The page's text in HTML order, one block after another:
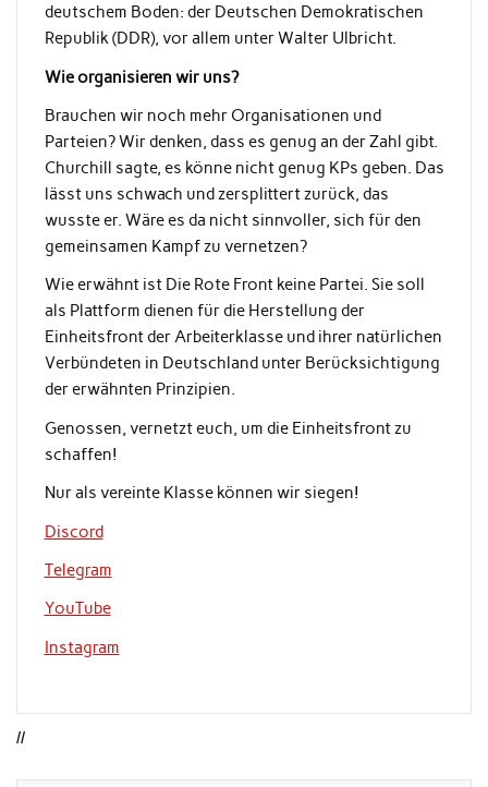
deutschem Boden: der Deutschen Demokratischen
Republik (DDR), vor allem unter Walter Ulbricht.
Wie organisieren wir uns?
Brauchen wir noch mehr Organisationen und
Parteien? Wir denken, dass es genug an der Zahl gibt.
Churchill sagte, es könne nicht genug KPs geben. Das
lässt uns schwach und zersplittert zurück, das
wusste er. Wäre es da nicht sinnvoller, sich für den
gemeinsamen Kampf zu vernetzen?
Wie erwähnt ist Die Rote Front keine Partei. Sie soll
als Plattform dienen für die Herstellung der
Einheitsfront der Arbeiterklasse und ihrer natürlichen
Verbündeten in Deutschland unter Berücksichtigung
der erwähnten Prinzipien.
Genossen, vernetzt euch, um die Einheitsfront zu
schaffen!
Nur als vereinte Klasse können wir siegen!
Discord
Telegram
YouTube
Instagram
//